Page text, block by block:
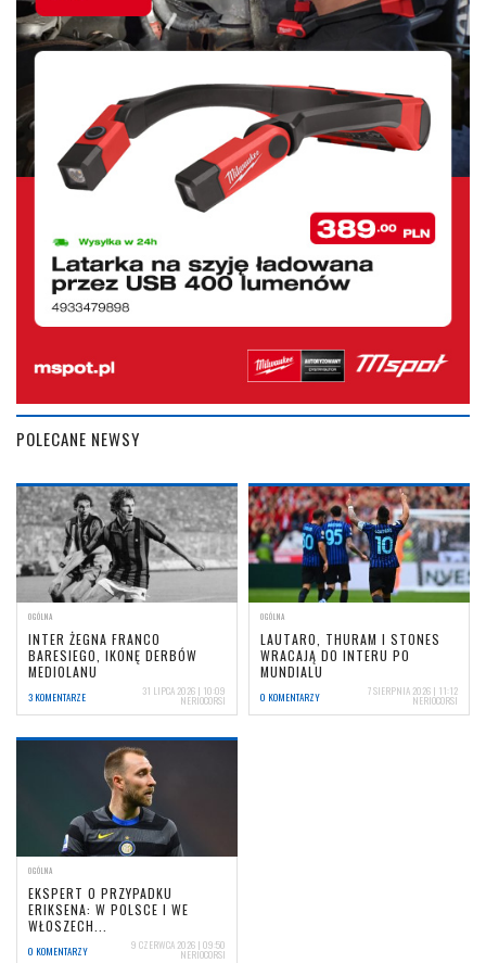
POLECANE NEWSY
OGÓLNA
INTER ŻEGNA FRANCO
BARESIEGO, IKONĘ DERBÓW
MEDIOLANU
3 KOMENTARZE 31 LIPCA 2026 | 10:09
NERIOCORSI
OGÓLNA
LAUTARO, THURAM I STONES
WRACAJĄ DO INTERU PO
MUNDIALU
0 KOMENTARZY 7 SIERPNIA 2026 | 11:12
NERIOCORSI
OGÓLNA
EKSPERT O PRZYPADKU
ERIKSENA: W POLSCE I WE
WŁOSZECH...
0 KOMENTARZY 9 CZERWCA 2026 | 09:50
NERIOCORSI